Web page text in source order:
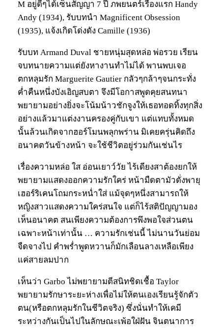
M อยู่ดีๆได้เซ็นสัญญา 7 ปี ภพยนตร์เรื่องแรก Handy
Andy (1934), รับบทนำ Magnificent Obsession
(1935), แจ้งเกิดโด่งดัง Camille (1936)
รับบท Armand Duval ชายหนุ่มสุดหล่อ พ่อรวย เรียน
จบทนายความแต่ยังหางานทำไม่ได้ พานพบเจอ
ตกหลุมรัก Marguerite Gautier กลัวๆกล้าๆจนกระทั่ง
ค่ำคืนหนึ่งบังเอิญสบตา จึงมีโอกาสพูดคุยสนทนา
พยายามอย่างยิ่งจะโน้มน้าวชักจูงให้เธอทอดทิ้งทุกสิ่ง
อย่างแล้วมาแต่งงานครองคู่กับเขา แต่แทบทั้งหมด
นั้นล้วนเกิดจากฮอร์โมนพลุกพร่าน มิเคยครุ่นคิดถึง
อนาคตวันข้างหน้า จะใช้ชีวิตอยู่ร่วมกันเช่นไร
เรื่องความหล่อ ใส อ่อนเยาว์วัย ไร้เดียงสาต้องยกให้
พยายามแสดงออกความรักใคร่ หน้ามืดตามัวดั่งพายุ
เฮอร์ริเคนโถมกระหน่ำใส่ แม้จุดๆหนึ่งสามารถให้
หญิงสาวแสดงความใคร่สนใจ แต่ก็ไร้สติปัญญามอง
เห็นอนาคต สนเพียงความต้องการพึงพอใจส่วนตน
เฉพาะหน้าเท่านั้น … ความรักเช่นนี้ ไม่นานวันย่อม
จืดจางไป คำพร่ำพูดหวานก็มักเลือนลางเหลือเพียง
แค่สายลมปาก
เห็นว่า Garbo ไม่พยายามตีสนิทชิดเชื้อ Taylor
พยายามรักษาระยะห่างเพื่อไม่ให้ตนเองเรียนรู้จักตัว
ตน(หรือตกหลุมรักในชีวิตจริง) ซึ่งนั่นทำให้เคมี
ระหว่างกันเป็นไปในลักษณะเพ้อใฝ่ฝัน จินตนาการ